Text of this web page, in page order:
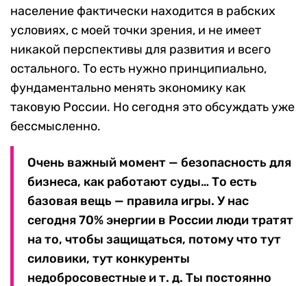
население фактически находится в рабских
условиях, с моей точки зрения, и не имеет
никакой перспективы для развития и всего
остального. То есть нужно принципиально,
фундаментально менять экономику как
таковую России. Но сегодня это обсуждать уже
бессмысленно.
Очень важный момент — безопасность для
бизнеса, как работают суды… То есть
базовая вещь — правила игры. У нас
сегодня 70% энергии в России люди тратят
на то, чтобы защищаться, потому что тут
силовики, тут конкуренты
недобросовестные и т. д. Ты постоянно